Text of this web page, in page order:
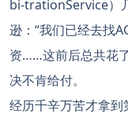
bi-trationService）
逊：“我们已经去找
资……这前后总共花
决不肯给付。
经历千辛万苦才拿